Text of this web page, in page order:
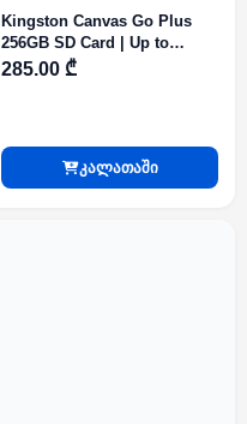
Kingston Canvas Go Plus
256GB SD Card | Up to
200MB/s | Class 10, UHS-I,
285.00 ₾
კალათაში